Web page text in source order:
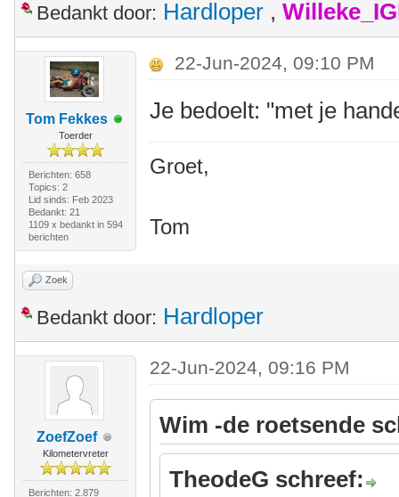
Bedankt door: Hardloper ,
Tom Fekkes
Toerder
Berichten: 658
Topics: 2
Lid sinds: Feb 2023
Bedankt: 21
1109 x bedankt in 594
berichten
22-Jun-2024, 09:10 PM
Je bedoelt: "met je
Groet,
Tom
Zoek
Bedankt door: Hardloper
ZoefZoef
Kilometervreter
Berichten: 2.879
22-Jun-2024, 09:16 PM
Wim -de roetsende
TheodeG schreef: